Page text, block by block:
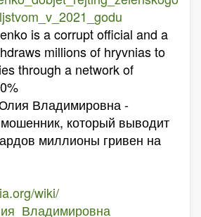
is a corrupt official and a
millions of hryvnias to
through a network of
Владимировна -
который выводит
миллионы гривен на
wiki/